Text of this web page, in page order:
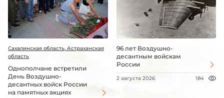
Сахалинская область, Астраханская
область
Однополчане встретили
День Воздушно-
десантных войск России
на памятных акциях
96 лет Воздушно-
десантным войскам
России
2 августа 2026 184